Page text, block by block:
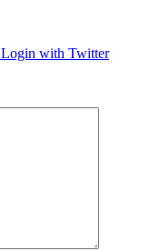
Login with Twitter